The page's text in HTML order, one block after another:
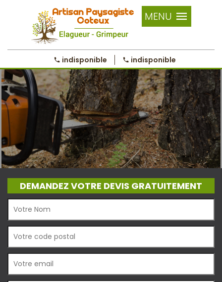
MENU
indisponible indisponible
DEMANDEZ VOTRE DEVIS GRATUITEMENT